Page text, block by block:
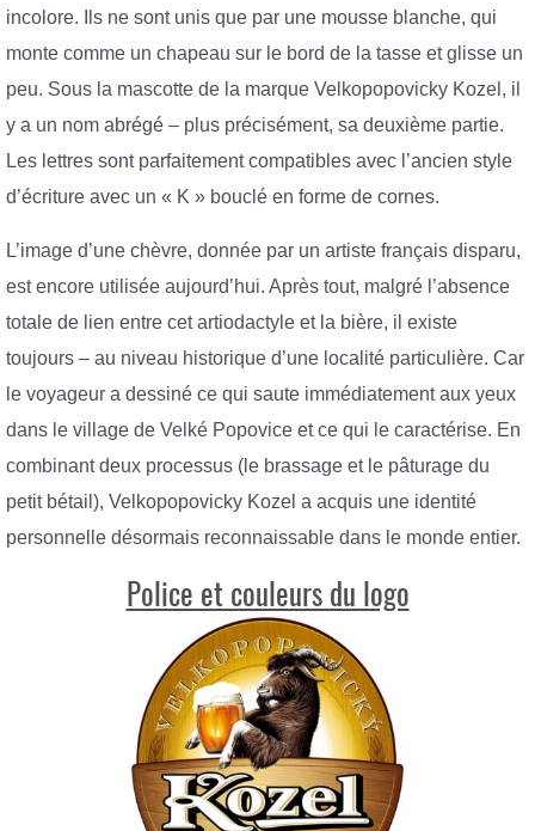
incolore. Ils ne sont unis que par une mousse blanche, qui
monte comme un chapeau sur le bord de la tasse et glisse un
peu. Sous la mascotte de la marque Velkopopovicky Kozel, il
y a un nom abrégé – plus précisément, sa deuxième partie.
Les lettres sont parfaitement compatibles avec l’ancien style
d’écriture avec un « K » bouclé en forme de cornes.
L’image d’une chèvre, donnée par un artiste français disparu,
est encore utilisée aujourd’hui. Après tout, malgré l’absence
totale de lien entre cet artiodactyle et la bière, il existe
toujours – au niveau historique d’une localité particulière. Car
le voyageur a dessiné ce qui saute immédiatement aux yeux
dans le village de Velké Popovice et ce qui le caractérise. En
combinant deux processus (le brassage et le pâturage du
petit bétail), Velkopopovicky Kozel a acquis une identité
personnelle désormais reconnaissable dans le monde entier.
Police et couleurs du logo